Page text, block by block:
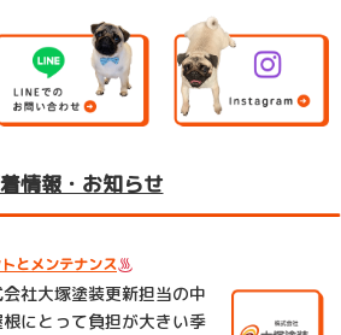
情報・お知らせ
とメンテナンス
社大塚塗装更新担当の中
にとって負担が大きい季